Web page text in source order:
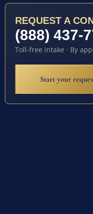
REQUEST A
(888) 437-
Toll-free intake · By
Start your